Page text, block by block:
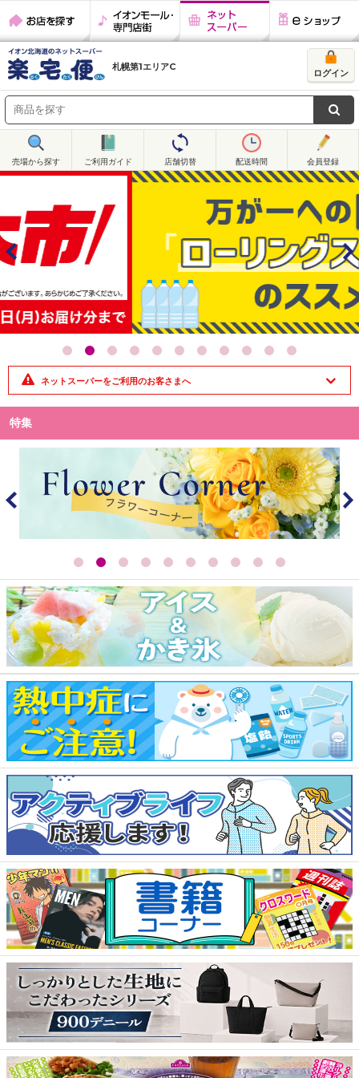
お店を探す
イオンモール・
専門店街
eショップ
札幌第1エリアC
ログイン
売場から探す ご利用ガイド 店舗切替 配送時間 会員登録
ネットスーパーをご利用のお客さまへ
特集